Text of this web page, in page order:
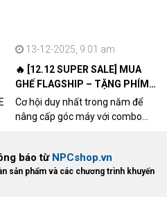
13-12-2025, 9:01 am
🔥 [12.12 SUPER SALE] MUA
GHẾ FLAGSHIP – TẶNG PHÍM
CƠ XỊN
Cơ hội duy nhất trong năm để
nâng cấp góc máy với combo
dòng ghế Gaming cao cấp nhất,
bạn sẽ nhận ngay quà tặng trị giá
báo từ NPCshop.vn
sản phẩm và các chương trình khuyến